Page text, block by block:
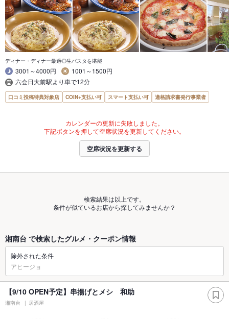
ディナー・ディナー最適◎生パスタを堪能
3001～4000円
1001～1500円
六会日大前駅より車で12分
口コミ投稿特典対象店 COIN+支払い可 スマート支払い可 適格請求書発行事業者
カレンダーの更新に失敗しました。
下記ボタンを押して空席状況を更新してください。
空席状況を更新する
検索結果は以上です。
条件が似ているお店から探してみませんか？
湘南台 で検索したグルメ・クーポン情報
除外された条件
アヒージョ
【9/10 OPEN予定】串揚げとメシ 和助
湘南台 居酒屋